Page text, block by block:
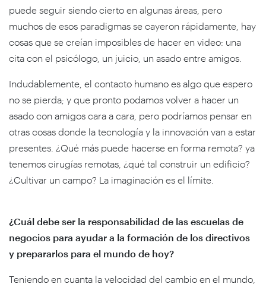
puede seguir siendo cierto en algunas áreas, pero
muchos de esos paradigmas se cayeron rápidamente, hay
cosas que se creían imposibles de hacer en video: una
cita con el psicólogo, un juicio, un asado entre amigos.
Indudablemente, el contacto humano es algo que espero
no se pierda; y que pronto podamos volver a hacer un
asado con amigos cara a cara, pero podríamos pensar en
otras cosas donde la tecnología y la innovación van a estar
presentes. ¿Qué más puede hacerse en forma remota? ya
tenemos cirugías remotas, ¿qué tal construir un edificio?
¿Cultivar un campo? La imaginación es el límite.
¿Cuál debe ser la responsabilidad de las escuelas de
negocios para ayudar a la formación de los directivos
y prepararlos para el mundo de hoy?
Teniendo en cuanta la velocidad del cambio en el mundo,